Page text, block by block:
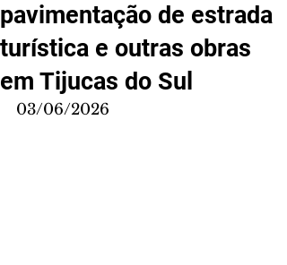
pavimentação de estrada
turística e outras obras
em Tijucas do Sul
03/06/2026